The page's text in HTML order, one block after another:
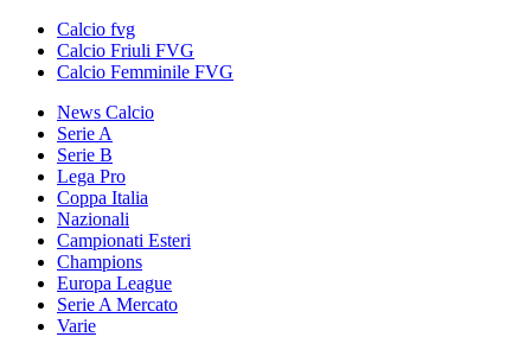
Calcio fvg
Calcio Friuli FVG
Calcio Femminile FVG
News Calcio
Serie A
Serie B
Lega Pro
Coppa Italia
Nazionali
Campionati Esteri
Champions
Europa League
Serie A Mercato
Varie